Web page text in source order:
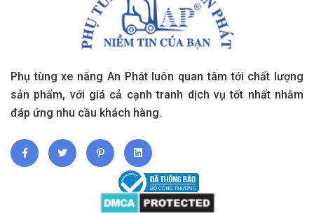
Phụ tùng xe nâng An Phát luôn quan tâm tới chất lượng
sản phẩm, với giá cả cạnh tranh dịch vụ tốt nhất nhằm
đáp ứng nhu cầu khách hàng.